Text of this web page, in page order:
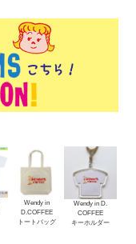
Wendy in
D.COFFEE
トートバッグ
Wendy in D.
COFFEE
キーホルダー